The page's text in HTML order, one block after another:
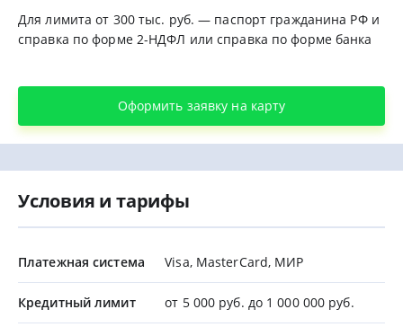
Для лимита от 300 тыс. руб. — паспорт гражданина РФ и
справка по форме 2-НДФЛ или справка по форме банка
Оформить заявку на карту
Условия и тарифы
Платежная система Visa, MasterCard, МИР
Кредитный лимит от 5 000 руб. до 1 000 000 руб.